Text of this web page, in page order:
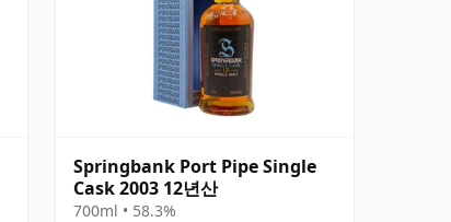
Springbank Port Pipe Single
Cask 2003 12년산
700ml • 58.3%